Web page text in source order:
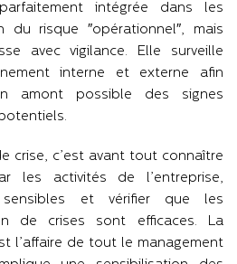
intégrée dans les
du risque ″opérationnel″, mais
avec vigilance. Elle surveille
interne et externe afin
amont possible des signes
crise, c’est avant tout connaître
les activités de l’entreprise,
et vérifier que les
de crises sont efficaces. La
l’affaire de tout le management